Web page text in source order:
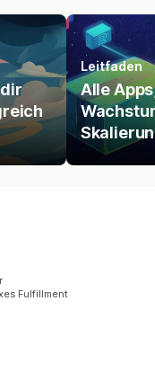
Leitfaden
Alle
Fulfillment